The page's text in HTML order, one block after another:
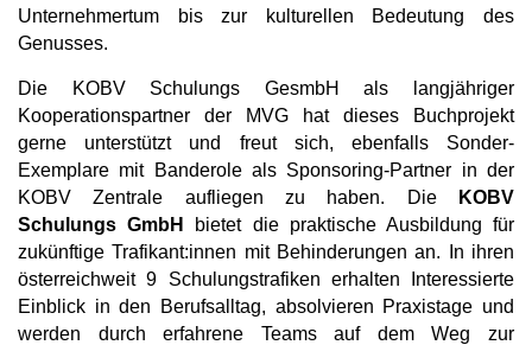
Unternehmertum bis zur kulturellen Bedeutung des
Genusses.
Die KOBV Schulungs GesmbH als langjähriger
Kooperationspartner der MVG hat dieses Buchprojekt
gerne unterstützt und freut sich, ebenfalls Sonder-
Exemplare mit Banderole als Sponsoring-Partner in der
KOBV Zentrale aufliegen zu haben. Die
KOBV
Schulungs GmbH
bietet die praktische Ausbildung für
zukünftige Trafikant:innen mit Behinderungen an. In ihren
österreichweit 9 Schulungstrafiken erhalten Interessierte
Einblick in den Berufsalltag, absolvieren Praxistage und
werden durch erfahrene Teams auf dem Weg zur